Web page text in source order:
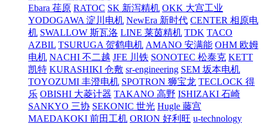
Ebara 荏原 RATOC SK 新泻精机 OKK 大宫工业
YODOGAWA 淀川电机 NewEra 新时代 CENTER 相原电
机 SWALLOW 斯瓦洛 LINE 莱茵精机 TDK TACO
AZBIL TSURUGA 贺鹤电机 AMANO 安满能 OHM 欧姆
电机 NACHI 不二越 JFE 川铁 SONOTEC 松泰克 KETT
凯特 KURASHIKI 仓敷 sr-engineering SEM 坂本电机
TOYOZUMI 丰澄电机 SPOTRON 狮宝龙 TECLOCK 得
乐 OBISHI 大菱计器 TAKANO 高野 ISHIZAKI 石崎
SANKYO 三协 SEKONIC 世光 Hugle 藤宫
MAEDAKOKI 前田工机 ORION 好利旺 u-technology